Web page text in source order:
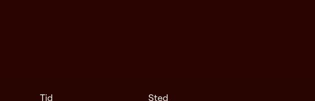
Tid
Sted